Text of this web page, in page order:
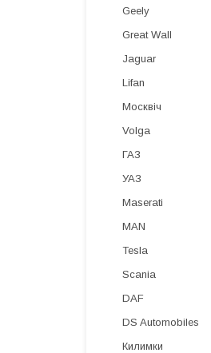
Geely
Great Wall
Jaguar
Lifan
Москвіч
Volga
ГАЗ
УАЗ
Maserati
MAN
Tesla
Scania
DAF
DS Automobiles
Килимки